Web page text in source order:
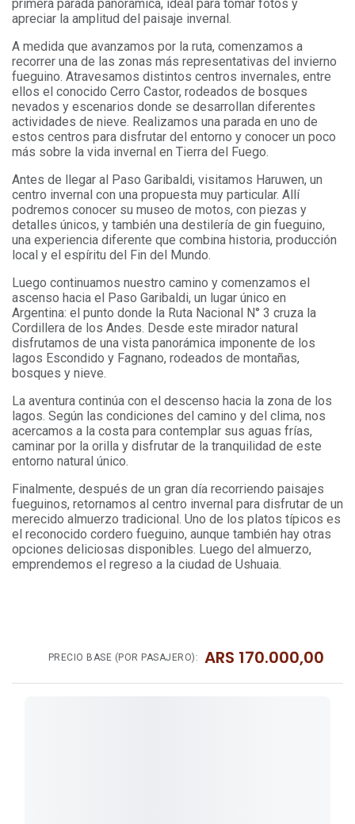
primera parada panorámica, ideal para tomar fotos y
apreciar la amplitud del paisaje invernal.
A medida que avanzamos por la ruta, comenzamos a
recorrer una de las zonas más representativas del invierno
fueguino. Atravesamos distintos centros invernales, entre
ellos el conocido Cerro Castor, rodeados de bosques
nevados y escenarios donde se desarrollan diferentes
actividades de nieve. Realizamos una parada en uno de
estos centros para disfrutar del entorno y conocer un poco
más sobre la vida invernal en Tierra del Fuego.
Antes de llegar al Paso Garibaldi, visitamos Haruwen, un
centro invernal con una propuesta muy particular. Allí
podremos conocer su museo de motos, con piezas y
detalles únicos, y también una destilería de gin fueguino,
una experiencia diferente que combina historia, producción
local y el espíritu del Fin del Mundo.
Luego continuamos nuestro camino y comenzamos el
ascenso hacia el Paso Garibaldi, un lugar único en
Argentina: el punto donde la Ruta Nacional N° 3 cruza la
Cordillera de los Andes. Desde este mirador natural
disfrutamos de una vista panorámica imponente de los
lagos Escondido y Fagnano, rodeados de montañas,
bosques y nieve.
La aventura continúa con el descenso hacia la zona de los
lagos. Según las condiciones del camino y del clima, nos
acercamos a la costa para contemplar sus aguas frías,
caminar por la orilla y disfrutar de la tranquilidad de este
entorno natural único.
Finalmente, después de un gran día recorriendo paisajes
fueguinos, retornamos al centro invernal para disfrutar de un
merecido almuerzo tradicional. Uno de los platos típicos es
el reconocido cordero fueguino, aunque también hay otras
opciones deliciosas disponibles. Luego del almuerzo,
emprendemos el regreso a la ciudad de Ushuaia.
PRECIO BASE (POR PASAJERO): ARS 170.000,00